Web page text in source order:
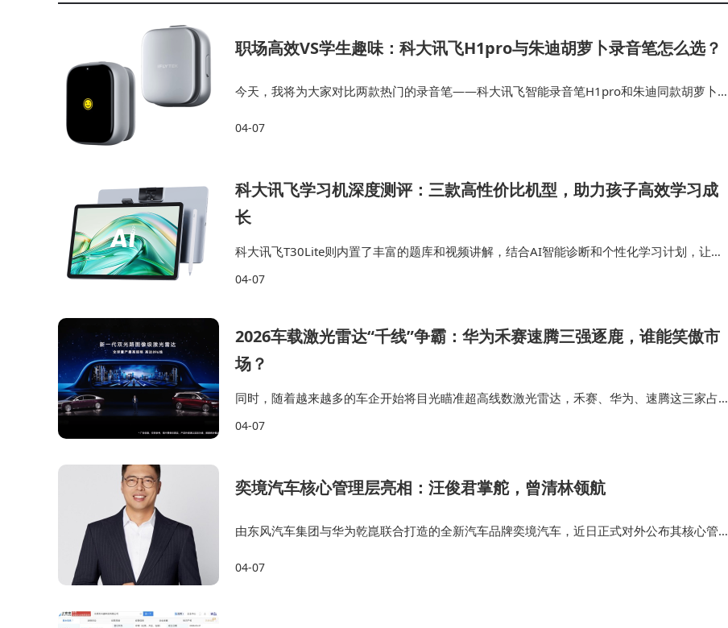
职场高效VS学生趣味：科大讯飞H1pro与朱迪胡萝卜录音笔怎么选？
今天，我将为大家对比两款热门的录音笔——科大讯飞智能录音笔H1pro和朱迪同款胡萝卜录
爱风格的学生，科大讯飞智能录音笔H1pr…
04-07
科大讯飞学习机深度测评：三款高性价比机型，助力孩子高效学习成
长
科大讯飞T30Lite则内置了丰富的题库和视频讲解，结合AI智能诊断和个性化学习计划，让孩
子在学习过程中事半功倍。选购学习机实际上是对孩子未来学习的一种投资，科大讯飞学习机
04-07
2026车载激光雷达“千线”争霸：华为禾赛速腾三强逐鹿，谁能笑傲市
场？
同时，随着越来越多的车企开始将目光瞄准超高线数激光雷达，禾赛、华为、速腾这三家占据
90%以上份额的头部供应商，2026年也正式迈入“千线”竞争时代。 此外，禾赛还发布了一款
04-07
奕境汽车核心管理层亮相：汪俊君掌舵，曾清林领航
由东风汽车集团与华为乾崑联合打造的全新汽车品牌奕境汽车，近日正式对外公布其核心管理
地；曾清林担任品牌总经理，主导品牌整体运营与市场布局。这一人事布局标志着双方合作进
04-07